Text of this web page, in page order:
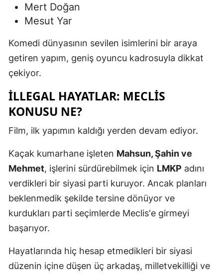
Mert Doğan
Mesut Yar
Komedi dünyasının sevilen isimlerini bir araya
getiren yapım, geniş oyuncu kadrosuyla dikkat
çekiyor.
İLLEGAL HAYATLAR: MECLIS
KONUSU NE?
Film, ilk yapımın kaldığı yerden devam ediyor.
Kaçak kumarhane işleten Mahsun, Şahin ve
Mehmet, işlerini sürdürebilmek için LMKP adını
verdikleri bir siyasi parti kuruyor. Ancak planları
beklenmedik şekilde tersine dönüyor ve
kurdukları parti seçimlerde Meclis'e girmeyi
başarıyor.
Hayatlarında hiç hesap etmedikleri bir siyasi
düzenin içine düşen üç arkadaş, milletvekilliği ve